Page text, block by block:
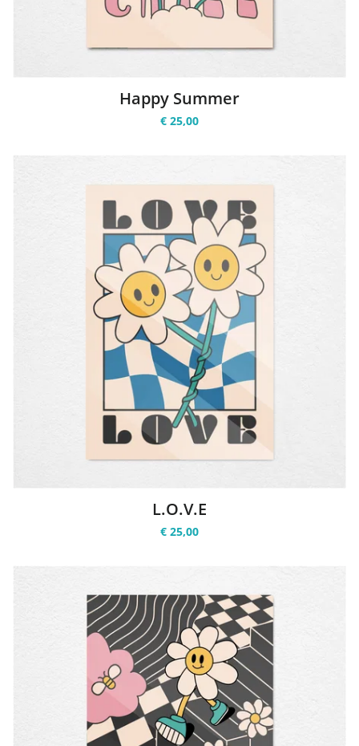
Happy Summer
€ 25,00
L.O.V.E
€ 25,00